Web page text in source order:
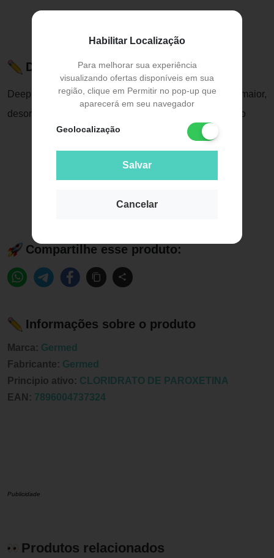
Habilitar Localização
Para melhorar sua experiência
visualizando ofertas disponíveis em sua
região, clique em Permitir no pop-up que
aparecerá em seu navegador
Geolocalização
Salvar
Cancelar
Descrição do Produto
Deeplin é indicado para casos de depressão maior,
desordem obsessivo-compulsiva e síndrome do pânico
Compartilhe esse produto:
Informações sobre o produto
Marca: Germed
Fabricante: Germed
Principio ativo: CLORIDRATO DE PAROXETINA
EAN: 7896004737324
Publicidade
Produtos relacionados